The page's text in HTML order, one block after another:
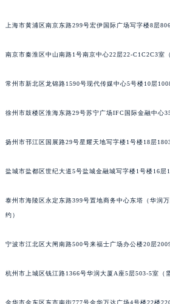
上海市黄浦区南京东路299号宏伊国际广场写字楼8层
南京市秦淮区中山南路1号南京中心22层22-C1C2C3室
常州市新北区龙锦路1590号现代传媒中心5号楼10层
徐州市鼓楼区淮海东路29号苏宁广场IFC国际金融中心
扬州市邗江区国展路29号星耀天地写字楼1号楼18层
盐城市盐都区世纪大道5号盐城金融城写字楼1号楼16层
泰州市海陵区永定东路399号置地商务中心东塔（华润
约）
宁波市江北区大闸南路500号来福士广场办公楼20层
杭州市上城区钱江路1366号华润大厦A座5层503-5室（
金华市金东区东市南街777号金华万达广场4号楼22楼